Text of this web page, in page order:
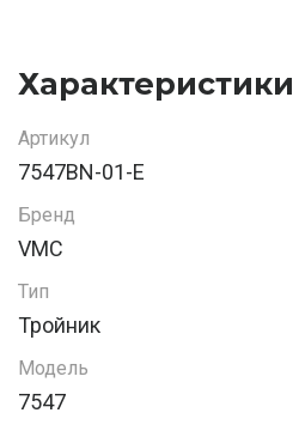
Характеристики
Артикул
7547BN-01-E
Бренд
VMC
Тип
Тройник
Модель
7547